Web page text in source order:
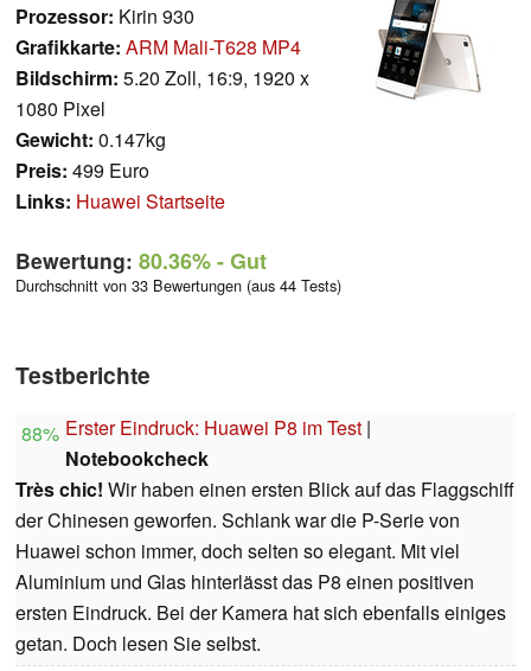
Prozessor: Kirin 930
Grafikkarte: ARM Mali-T628 MP4
Bildschirm: 5.20 Zoll, 16:9, 1920 x
1080 Pixel
Gewicht: 0.147kg
Preis: 499 Euro
Links: Huawei Startseite
Bewertung: 80.36%- Gut
Durchschnitt von 33 Bewertungen (aus 44 Tests)
Testberichte
88% Erster Eindruck: Huawei P8 im Test |
Notebookcheck
Très chic! Wir haben einen ersten Blick auf das Flaggschiff
der Chinesen geworfen. Schlank war die P-Serie von
Huawei schon immer, doch selten so elegant. Mit viel
Aluminium und Glas hinterlässt das P8 einen positiven
ersten Eindruck. Bei der Kamera hat sich ebenfalls einiges
getan. Doch lesen Sie selbst.